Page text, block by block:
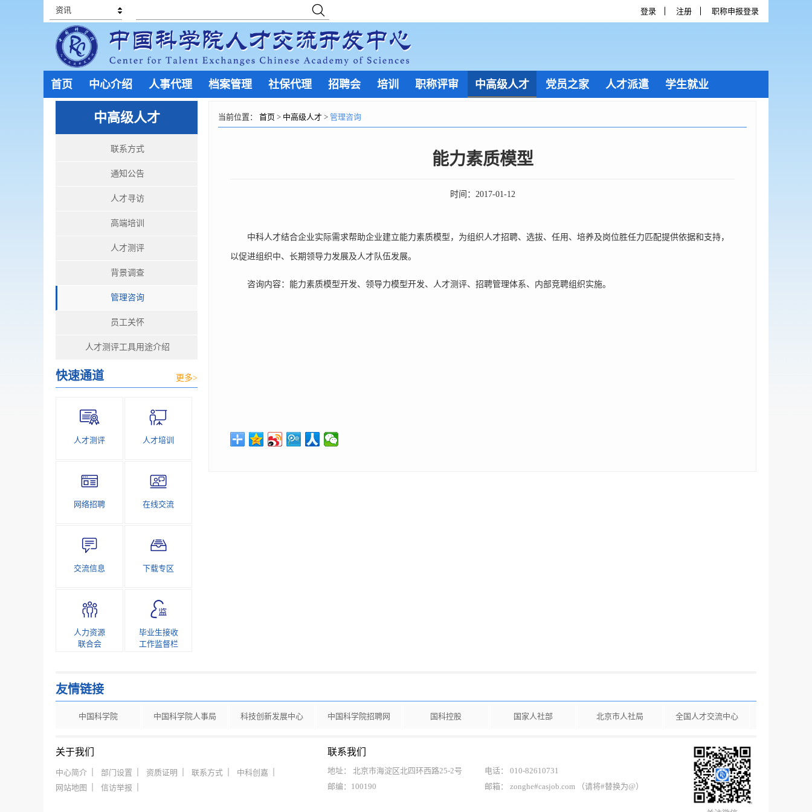
资讯 登录 注册 职称申报登录
首页 中心介绍 人事代理 档案管理 社保代理 招聘会 培训 职称评审 中高级人才 党员之家 人才派遣 学生就业
中高级人才
联系方式
通知公告
人才寻访
高端培训
人才测评
背景调查
管理咨询
员工关怀
人才测评工具用途介绍
快速通道 更多>
人才测评 人才培训
网络招聘 在线交流
交流信息 下载专区
人力资源
联合会
毕业生接收
工作监督栏
当前位置： 首页 > 中高级人才 > 管理咨询
能力素质模型
时间： 2017-01-12
中科人才结合企业实际需求帮助企业建立能力素质模型，为组织人才招聘、选拔、任用、培养及岗位胜任力匹配提供依据和支持，
以促进组织中、长期领导力发展及人才队伍发展。
咨询内容：能力素质模型开发、领导力模型开发、人才测评、招聘管理体系、内部竞聘组织实施。
友情链接
中国科学院 中国科学院人事局 科技创新发展中心 中国科学院招聘网 国科控股 国家人社部 北京市人社局 全国人才交流中心
关于我们
中心简介 部门设置 资质证明 联系方式
中科创嘉
网站地图
信访举报
联系我们
地址： 北京市海淀区北四环西路25-2号
电话： 010-82610731
邮编：100190
邮箱： zonghe#casjob.com （请将#替换为@）